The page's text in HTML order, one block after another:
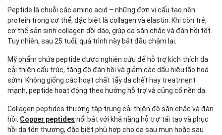
Peptide là chuỗi các amino acid – những đơn vị cấu tạo nên
protein trong cơ thể, đặc biệt là collagen và elastin. Khi còn trẻ,
cơ thể sản sinh collagen dồi dào, giúp da săn chắc và đàn hồi tốt.
Tuy nhiên, sau 25 tuổi, quá trình này bắt đầu chậm lại.
Mỹ phẩm chứa peptide được nghiên cứu để hỗ trợ kích thích da
cải thiện cấu trúc, tăng độ đàn hồi và giảm các dấu hiệu lão hoá
sớm. Không giống các hoạt chất tẩy da chết hay treatment
mạnh, peptide hoạt động theo hướng hỗ trợ và củng cố nền da.
Collagen peptides thường tập trung cải thiện độ săn chắc và đàn
hồi. Copper peptides nổi bật với khả năng hỗ trợ tái tạo và phục
hồi da tổn thương, đặc biệt phù hợp cho da sau mụn hoặc sau